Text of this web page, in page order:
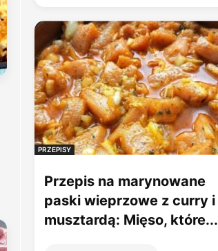
PRZEPISY
Przepis na marynowane
paski wieprzowe z curry i
musztardą: Mięso, które...